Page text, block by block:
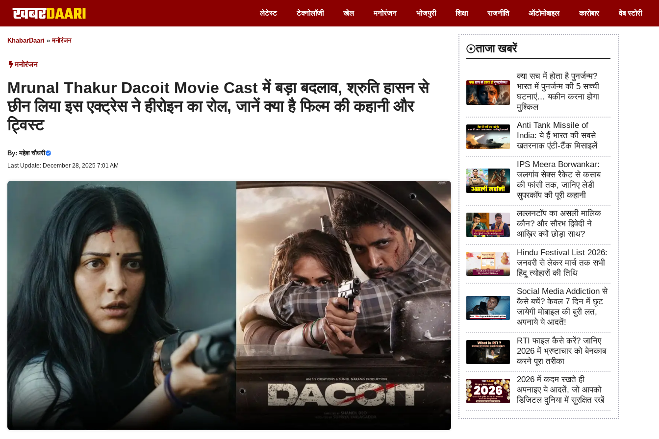
Skip
to
content
लेटेस्ट टेक्नोलॉजी खेल मनोरंजन भोजपुरी शिक्षा राजनीति ऑटोमोबाइल कारोबार वेब स्टोरी
KhabarDaari »मनोरंजन
मनोरंजन
Mrunal Thakur Dacoit Movie Cast में बड़ा बदलाव, श्रुति हासन से
छीन लिया इस एक्ट्रेस ने हीरोइन का रोल, जानें क्या है फिल्म की कहानी और
ट्विस्ट
By:महेश चौधरी
Last Update: December 28, 2025 7:01 AM
ताजा खबरें
क्या सच में होता है पुनर्जन्म?
भारत में पुनर्जन्म की 5 सच्ची
घटनाएं… यकीन करना होगा
मुश्किल
Anti Tank Missile of
India: ये हैं भारत की सबसे
खतरनाक एंटी-टैंक मिसाइलें
IPS Meera Borwankar:
जलगांव सेक्स रैकेट से कसाब
की फांसी तक, जानिए लेडी
सुपरकॉप की पूरी कहानी
लल्लनटॉप का असली मालिक
कौन? और सौरभ द्विवेदी ने
आख़िर क्यों छोड़ा साथ?
Hindu Festival List 2026:
जनवरी से लेकर मार्च तक सभी
हिंदू त्योहारों की तिथि
Social Media Addiction से
कैसे बचें? केवल 7 दिन में छूट
जायेगी मोबाइल की बुरी लत,
अपनाये ये आदतें!
RTI फाइल कैसे करें? जानिए
2026 में भ्रष्टाचार को बेनकाब
करने पूरा तरीका
2026 में कदम रखते ही
अपनाइए ये आदतें, जो आपको
डिजिटल दुनिया में सुरक्षित रखें